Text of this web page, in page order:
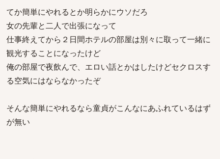
てか簡単にやれるとか明らかにウソだろ
女の先輩と二人で出張になって
仕事終えてから２日間ホテルの部屋は別々に取って一緒に
観光することになったけど
俺の部屋で夜飲んで、エロい話とかはしたけどセクロスす
る空気にはならなかったぞ
そんな簡単にやれるなら童貞がこんなにあふれているはず
が無い